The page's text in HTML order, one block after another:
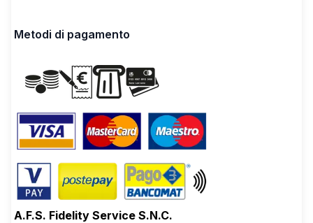
Metodi di pagamento
A.F.S. Fidelity Service S.N.C.